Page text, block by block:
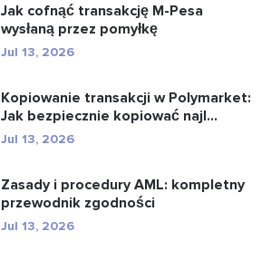
Jak cofnąć transakcję M-Pesa
wysłaną przez pomyłkę
Jul 13, 2026
Kopiowanie transakcji w Polymarket:
Jak bezpiecznie kopiować najl...
Jul 13, 2026
Zasady i procedury AML: kompletny
przewodnik zgodności
Jul 13, 2026